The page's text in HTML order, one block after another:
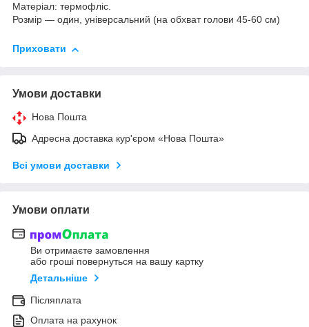
Матеріал: термофліс.
Розмір — один, універсальний (на обхват голови 45-60 см)
Приховати
Умови доставки
Нова Пошта
Адресна доставка кур'єром «Нова Пошта»
Всі умови доставки
Умови оплати
Ви отримаєте замовлення
або гроші повернуться на вашу картку
Детальніше
Післяплата
Оплата на рахунок